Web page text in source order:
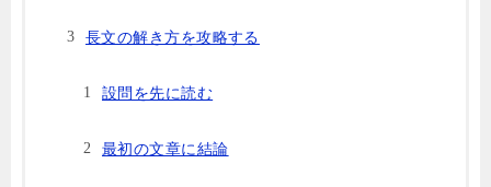
長文の解き方を攻略する
設問を先に読む
最初の文章に結論